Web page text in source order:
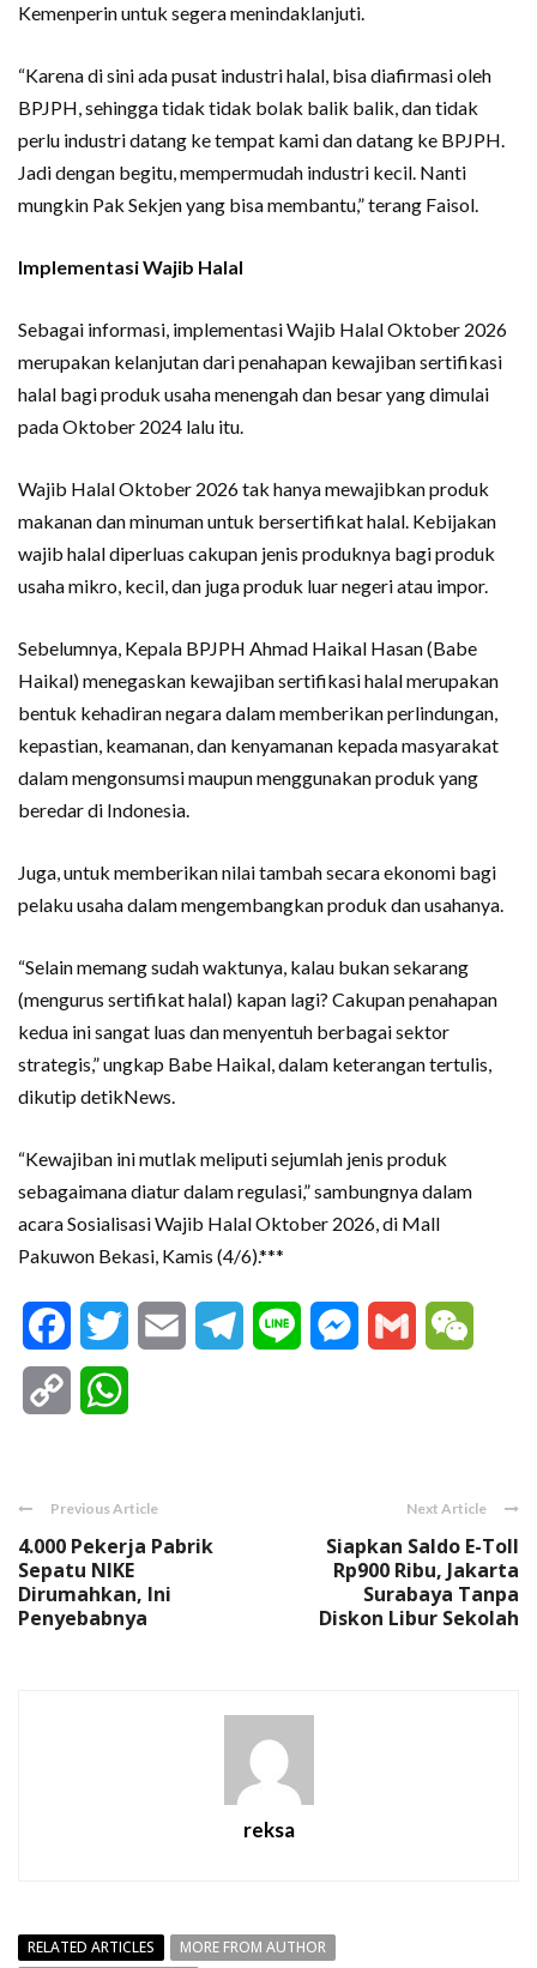
Kemenperin untuk segera menindaklanjuti.
“Karena di sini ada pusat industri halal, bisa diafirmasi oleh
BPJPH, sehingga tidak tidak bolak balik balik, dan tidak
perlu industri datang ke tempat kami dan datang ke BPJPH.
Jadi dengan begitu, mempermudah industri kecil. Nanti
mungkin Pak Sekjen yang bisa membantu,” terang Faisol.
Implementasi Wajib Halal
Sebagai informasi, implementasi Wajib Halal Oktober 2026
merupakan kelanjutan dari penahapan kewajiban sertifikasi
halal bagi produk usaha menengah dan besar yang dimulai
pada Oktober 2024 lalu itu.
Wajib Halal Oktober 2026 tak hanya mewajibkan produk
makanan dan minuman untuk bersertifikat halal. Kebijakan
wajib halal diperluas cakupan jenis produknya bagi produk
usaha mikro, kecil, dan juga produk luar negeri atau impor.
Sebelumnya, Kepala BPJPH Ahmad Haikal Hasan (Babe
Haikal) menegaskan kewajiban sertifikasi halal merupakan
bentuk kehadiran negara dalam memberikan perlindungan,
kepastian, keamanan, dan kenyamanan kepada masyarakat
dalam mengonsumsi maupun menggunakan produk yang
beredar di Indonesia.
Juga, untuk memberikan nilai tambah secara ekonomi bagi
pelaku usaha dalam mengembangkan produk dan usahanya.
“Selain memang sudah waktunya, kalau bukan sekarang
(mengurus sertifikat halal) kapan lagi? Cakupan penahapan
kedua ini sangat luas dan menyentuh berbagai sektor
strategis,” ungkap Babe Haikal, dalam keterangan tertulis,
dikutip detikNews.
“Kewajiban ini mutlak meliputi sejumlah jenis produk
sebagaimana diatur dalam regulasi,” sambungnya dalam
acara Sosialisasi Wajib Halal Oktober 2026, di Mall
Pakuwon Bekasi, Kamis (4/6).***
FacebookTwitter Email Telegram
Line Messenger
Gmail
Copy
Previous Article
4.000 Pekerja Pabrik
Sepatu NIKE
Dirumahkan, Ini
Penyebabnya
Next Article
Siapkan Saldo E-Toll
Rp900 Ribu, Jakarta
Surabaya Tanpa
Diskon Libur Sekolah
reksa
RELATED ARTICLES MORE FROM AUTHOR